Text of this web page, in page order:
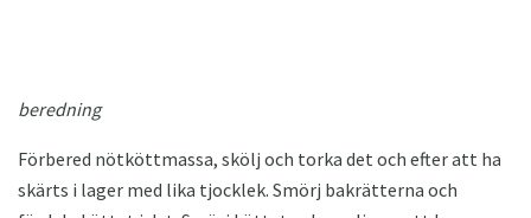
beredning
Förbered nötköttmassa, skölj och torka det och efter att ha
skärts i lager med lika tjocklek. Smörj bakrätterna och